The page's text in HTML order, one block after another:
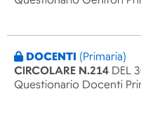
DOCENTI (Primaria)
CIRCOLARE N.214 DEL
Questionario Docenti